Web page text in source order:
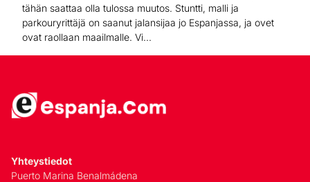
tähän saattaa olla tulossa muutos. Stuntti, malli ja
parkouryrittäjä on saanut jalansijaa jo Espanjassa, ja ovet
ovat raollaan maailmalle. Vi...
Yhteystiedot
Puerto Marina Benalmádena